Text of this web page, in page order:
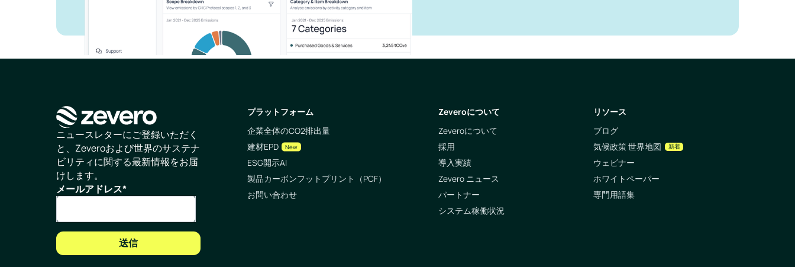
ホームページ
ニュースレターにご登録いただく
と、Zeveroおよび世界のサステナ
ビリティに関する最新情報をお届
けします。
メールアドレス*
プラットフォーム
企業全体のCO2排出量
建材EPD
New
ESG開示AI
製品カーボンフットプリント（PCF）
お問い合わせ
Zeveroについて
Zeveroについて
採用
導入実績
Zevero ニュース
パートナー
システム稼働状況
リソース
ブログ
気候政策 世界地図
新着
ウェビナー
ホワイトペーパー
専門用語集